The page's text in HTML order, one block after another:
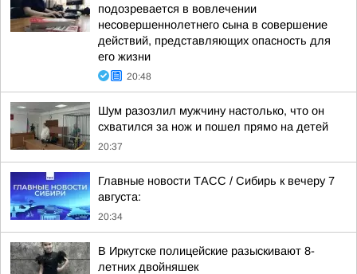
подозревается в вовлечении
несовершеннолетнего сына в совершение
действий, представляющих опасность для
его жизни
20:48
Шум разозлил мужчину настолько, что он
схватился за нож и пошел прямо на детей
20:37
Главные новости ТАСС / Сибирь к вечеру 7
августа:
20:34
В Иркутске полицейские разыскивают 8-
летних двойняшек